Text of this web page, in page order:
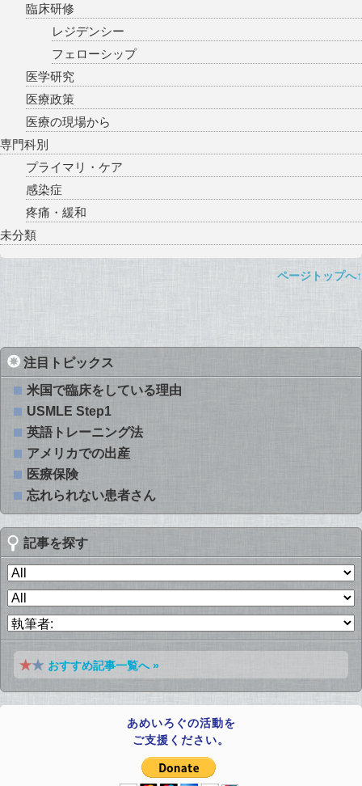
臨床研修
レジデンシー
フェローシップ
医学研究
医療政策
医療の現場から
専門科別
プライマリ・ケア
感染症
疼痛・緩和
未分類
ページトップへ↑
注目トピックス
米国で臨床をしている理由
USMLE Step1
英語トレーニング法
アメリカでの出産
医療保険
忘れられない患者さん
記事を探す
おすすめ記事一覧へ »
あめいろぐの活動を
ご支援ください。